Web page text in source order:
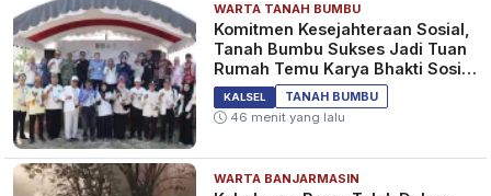
Lamine Yamal Lampaui Rekor
Gol Diego Maradona di
Barcelona
SPORT 6 bulan yang lalu
Real Madrid Kandas di Copa
WARTA TANAH BUMBU
Komitmen Kesejahteraan Sosial,
Tanah Bumbu Sukses Jadi Tuan
Rumah Temu Karya Bhakti Sosial
PSM Ke-23
KALSEL
TANAH BUMBU
46 menit yang lalu
WARTA BANJARMASIN